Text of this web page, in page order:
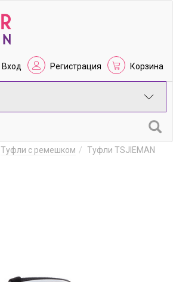
Вход Регистрация Корзина
Туфли с ремешком Туфли TSJIEMAN